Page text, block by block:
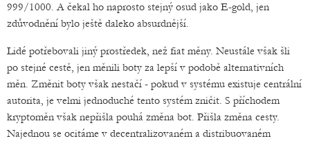
999/1000. A čekal ho naprosto stejný osud jako E-gold, jen
zdůvodnění bylo ještě daleko absurdnější.
Lidé potřebovali jiný prostředek, než fiat měny. Neustále však šli
po stejné cestě, jen měnili boty za lepší v podobě alternativních
měn. Změnit boty však nestačí - pokud v systému existuje centrální
autorita, je velmi jednoduché tento systém zničit. S příchodem
kryptoměn však nepřišla pouhá změna bot. Přišla změna cesty.
Najednou se ocitáme v decentralizovaném a distribuovaném